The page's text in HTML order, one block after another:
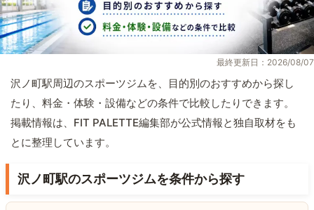
最終更新日：2026/08/07
沢ノ町駅周辺のスポーツジムを、目的別のおすすめから探し
たり、料金・体験・設備などの条件で比較したりできます。
掲載情報は、FIT PALETTE編集部が公式情報と独自取材をも
とに整理しています。
沢ノ町駅のスポーツジムを条件から探す